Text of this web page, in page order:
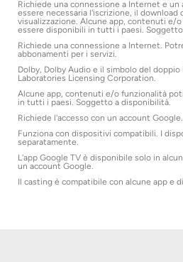
Richiede una connessione a Internet e
essere necessaria l'iscrizione, il download
visualizzazione. Alcune app, contenuti e/
essere disponibili in tutti i paesi.
Richiede una connessione a Internet.
abbonamenti per i servizi.
Dolby, Dolby Audio e il simbolo del doppio
Laboratories Licensing Corporation.
Alcune app, contenuti e/o funzionalità
in tutti i paesi. Soggetto a disponibilità.
Richiede l'accesso con un account Google.
Funziona con dispositivi compatibili. I
separatamente.
L'app Google TV è disponibile solo in
un account Google.
Il casting è compatibile con alcune app e